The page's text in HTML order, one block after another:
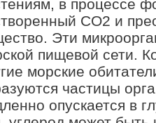
в процессе
CO2 и
Эти
пищевой сети.
морские
частицы
опускается в